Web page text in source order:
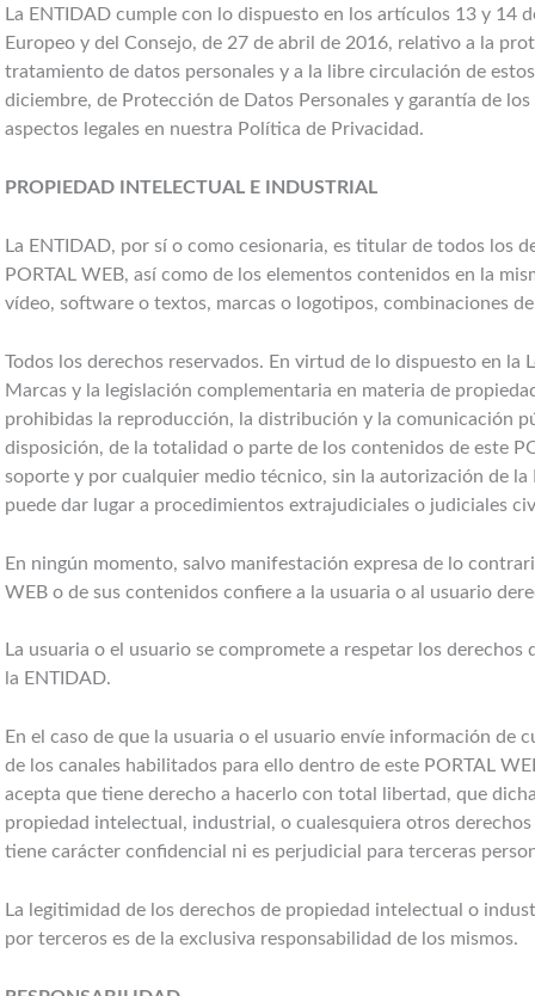
La ENTIDAD cumple con lo dispuesto en los artículos 13 y 14
Europeo y del Consejo, de 27 de abril de 2016, relativo a la
tratamiento de datos personales y a la libre circulación de
diciembre, de Protección de Datos Personales y garantía de
aspectos legales en nuestra Política de Privacidad.
PROPIEDAD INTELECTUAL E INDUSTRIAL
La ENTIDAD, por sí o como cesionaria, es titular de todos los
PORTAL WEB, así como de los elementos contenidos en la
vídeo, software o textos, marcas o logotipos, combinaciones
Todos los derechos reservados. En virtud de lo dispuesto en
Marcas y la legislación complementaria en materia de
prohibidas la reproducción, la distribución y la comunicación
disposición, de la totalidad o parte de los contenidos de este
soporte y por cualquier medio técnico, sin la autorización de
puede dar lugar a procedimientos extrajudiciales o judiciales
En ningún momento, salvo manifestación expresa de lo
WEB o de sus contenidos confiere a la usuaria o al usuario
La usuaria o el usuario se compromete a respetar los
la ENTIDAD.
En el caso de que la usuaria o el usuario envíe información de
de los canales habilitados para ello dentro de este PORTAL
acepta que tiene derecho a hacerlo con total libertad, que
propiedad intelectual, industrial, o cualesquiera otros
tiene carácter confidencial ni es perjudicial para terceras
La legitimidad de los derechos de propiedad intelectual o
por terceros es de la exclusiva responsabilidad de los mismos.